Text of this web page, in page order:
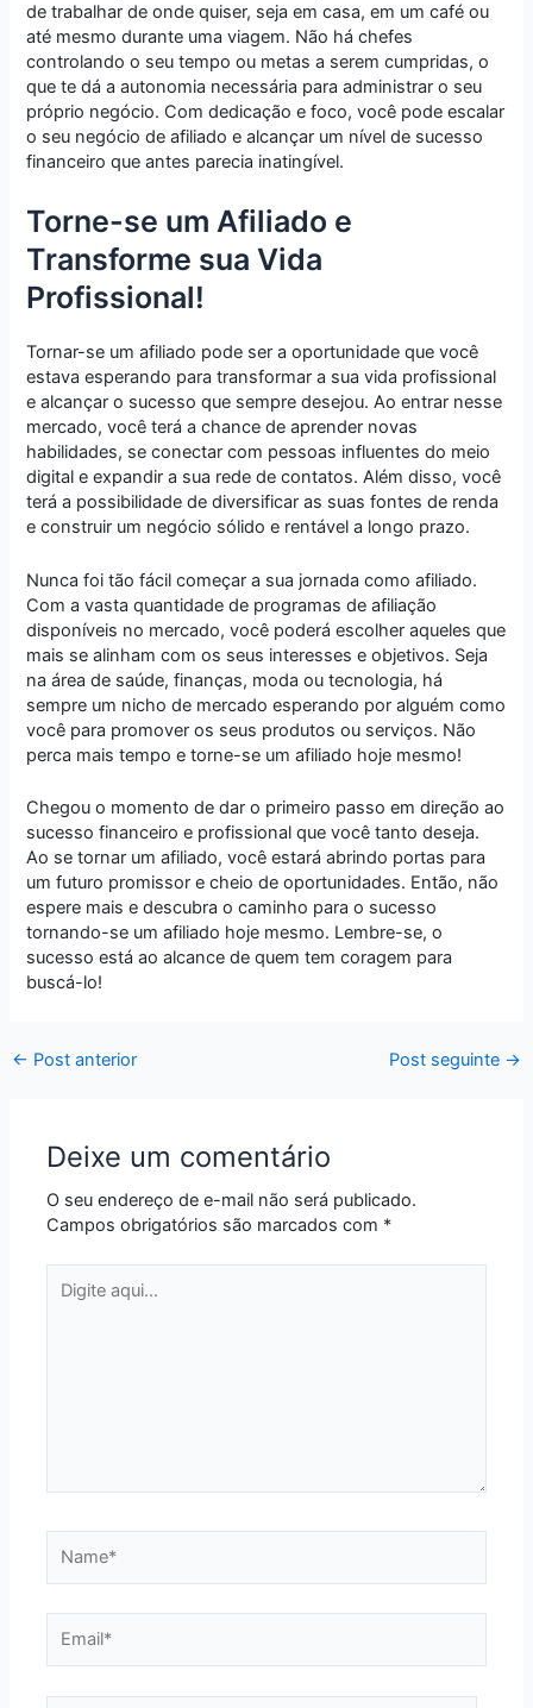
de trabalhar de onde quiser, seja em casa, em um café ou
até mesmo durante uma viagem. Não há chefes
controlando o seu tempo ou metas a serem cumpridas, o
que te dá a autonomia necessária para administrar o seu
próprio negócio. Com dedicação e foco, você pode escalar
o seu negócio de afiliado e alcançar um nível de sucesso
financeiro que antes parecia inatingível.
Torne-se um Afiliado e
Transforme sua Vida
Profissional!
Tornar-se um afiliado pode ser a oportunidade que você
estava esperando para transformar a sua vida profissional
e alcançar o sucesso que sempre desejou. Ao entrar nesse
mercado, você terá a chance de aprender novas
habilidades, se conectar com pessoas influentes do meio
digital e expandir a sua rede de contatos. Além disso, você
terá a possibilidade de diversificar as suas fontes de renda
e construir um negócio sólido e rentável a longo prazo.
Nunca foi tão fácil começar a sua jornada como afiliado.
Com a vasta quantidade de programas de afiliação
disponíveis no mercado, você poderá escolher aqueles que
mais se alinham com os seus interesses e objetivos. Seja
na área de saúde, finanças, moda ou tecnologia, há
sempre um nicho de mercado esperando por alguém como
você para promover os seus produtos ou serviços. Não
perca mais tempo e torne-se um afiliado hoje mesmo!
Chegou o momento de dar o primeiro passo em direção ao
sucesso financeiro e profissional que você tanto deseja.
Ao se tornar um afiliado, você estará abrindo portas para
um futuro promissor e cheio de oportunidades. Então, não
espere mais e descubra o caminho para o sucesso
tornando-se um afiliado hoje mesmo. Lembre-se, o
sucesso está ao alcance de quem tem coragem para
buscá-lo!
← Post anterior Post seguinte →
Deixe um comentário
O seu endereço de e-mail não será publicado.
Campos obrigatórios são marcados com *
aqui...